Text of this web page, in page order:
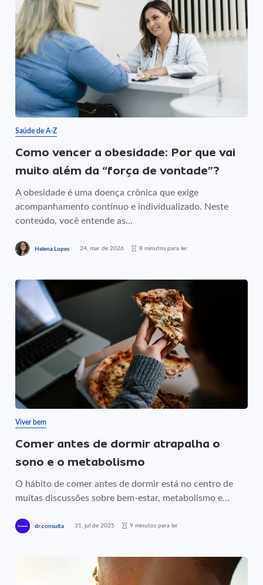
Saúde de A-Z
Como vencer a obesidade: Por que vai
muito além da “força de vontade”?
A obesidade é uma doença crônica que exige
acompanhamento contínuo e individualizado. Neste
conteúdo, você entende as...
Helena Lopes 24, mar de 2026 8 minutos para ler
Viver bem
Comer antes de dormir atrapalha o
sono e o metabolismo
O hábito de comer antes de dormir está no centro de
muitas discussões sobre bem-estar, metabolismo e...
dr.consulta 31, jul de 2025 9 minutos para ler